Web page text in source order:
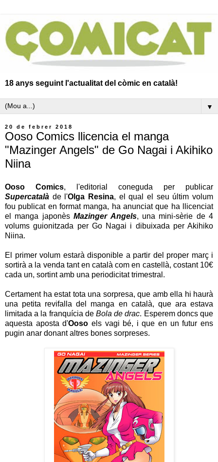
18 anys seguint l'actualitat del còmic en català!
▼
20 de febrer 2018
Ooso Comics llicencia el manga
"Mazinger Angels" de Go Nagai i Akihiko
Niina
Ooso Comics, l'editorial coneguda per publicar
Supercatalà de l'Olga Resina, el qual el seu últim volum
fou publicat en format manga, ha anunciat que ha llicenciat
el manga japonèsMazinger Angels, una mini-sèrie de 4
volums guionitzada per Go Nagai i dibuixada per Akihiko
Niina.
El primer volum estarà disponible a partir del proper març i
sortirà a la venda tant en català com en castellà, costant 10€
cada un, sortint amb una periodicitat trimestral.
Certament ha estat tota una sorpresa, que amb ella hi haurà
una petita revifalla del manga en català, que ara estava
limitada a la franquícia de Bola de drac. Esperem doncs que
aquesta aposta d'Ooso els vagi bé, i que en un futur ens
pugin anar donant altres bones sorpreses.